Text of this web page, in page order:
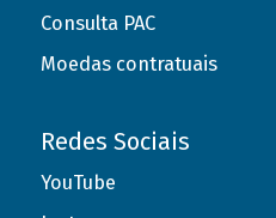
Consulta PAC
Moedas contratuais
Redes Sociais
YouTube